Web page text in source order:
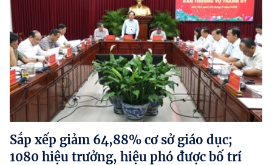
Sắp xếp giảm 64,88% cơ sở giáo dục;
1080 hiệu trưởng, hiệu phó được bố trí